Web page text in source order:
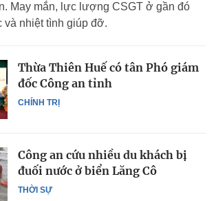
May mắn, lực lượng CSGT ở gần đó
và nhiệt tình giúp đỡ.
CHÍNH TRỊ
Thừa Thiên Huế có tân Phó giám
đốc Công an tỉnh
THỜI SỰ
Công an cứu nhiều du khách bị
đuối nước ở biển Lăng Cô